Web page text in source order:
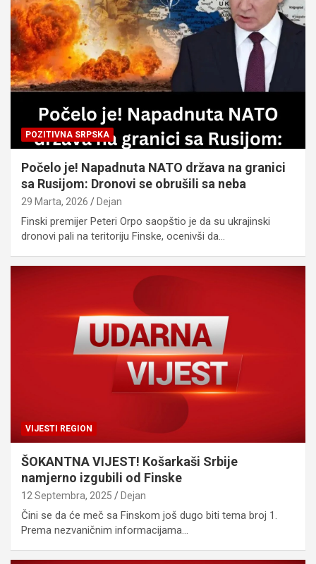
POZITIVNA SRPSKA
Počelo je! Napadnuta NATO država na granici
sa Rusijom: Dronovi se obrušili sa neba
29 Marta, 2026 Dejan
Finski premijer Peteri Orpo saopštio je da su ukrajinski
dronovi pali na teritoriju Finske, ocenivši da…
VIJESTI REGION
ŠOKANTNA VIJEST! Košarkaši Srbije
namjerno izgubili od Finske
12 Septembra, 2025 Dejan
Čini se da će meč sa Finskom još dugo biti tema broj 1.
Prema nezvaničnim informacijama…